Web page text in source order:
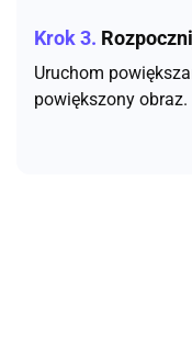
Krok 3.
Uruchom
powiększony obraz.